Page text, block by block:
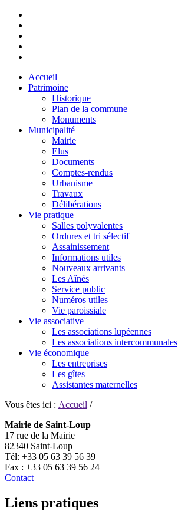
Accueil
Patrimoine
Historique
Plan de la commune
Monuments
Municipalité
Mairie
Elus
Documents
Comptes-rendus
Urbanisme
Travaux
Délibérations
Vie pratique
Salles polyvalentes
Ordures et tri sélectif
Assainissement
Informations utiles
Nouveaux arrivants
Les Aînés
Service public
Numéros utiles
Vie paroissiale
Vie associative
Les associations lupéennes
Les associations intercommunales
Vie économique
Les entreprises
Les gîtes
Assistantes maternelles
Vous êtes ici : Accueil /
Mairie de Saint-Loup
17 rue de la Mairie
82340 Saint-Loup
Tél: +33 05 63 39 56 39
Fax : +33 05 63 39 56 24
Contact
Liens pratiques